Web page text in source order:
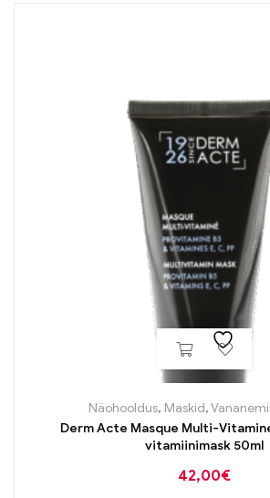
Näohooldus, Maskid,
Derm Acte Masque Multi-
vitamiinimask 50ml
42,00€